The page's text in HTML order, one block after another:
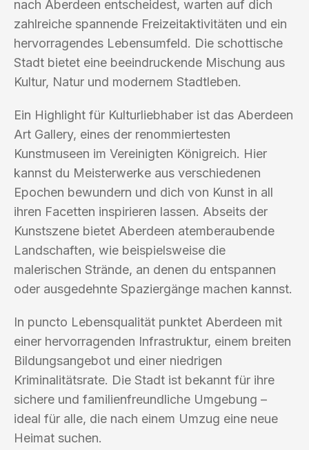
nach Aberdeen entscheidest, warten auf dich
zahlreiche spannende Freizeitaktivitäten und ein
hervorragendes Lebensumfeld. Die schottische
Stadt bietet eine beeindruckende Mischung aus
Kultur, Natur und modernem Stadtleben.
Ein Highlight für Kulturliebhaber ist das Aberdeen
Art Gallery, eines der renommiertesten
Kunstmuseen im Vereinigten Königreich. Hier
kannst du Meisterwerke aus verschiedenen
Epochen bewundern und dich von Kunst in all
ihren Facetten inspirieren lassen. Abseits der
Kunstszene bietet Aberdeen atemberaubende
Landschaften, wie beispielsweise die
malerischen Strände, an denen du entspannen
oder ausgedehnte Spaziergänge machen kannst.
In puncto Lebensqualität punktet Aberdeen mit
einer hervorragenden Infrastruktur, einem breiten
Bildungsangebot und einer niedrigen
Kriminalitätsrate. Die Stadt ist bekannt für ihre
sichere und familienfreundliche Umgebung –
ideal für alle, die nach einem Umzug eine neue
Heimat suchen.